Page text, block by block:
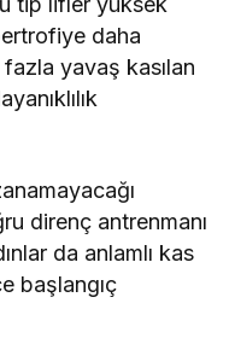
daha
fazla yavaş kasılan
direnç antrenmanı
da anlamlı kas
başlangıç